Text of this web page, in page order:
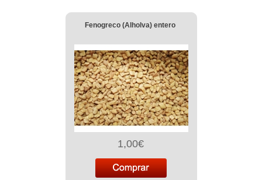
Fenogreco (Alholva) entero
1,00€